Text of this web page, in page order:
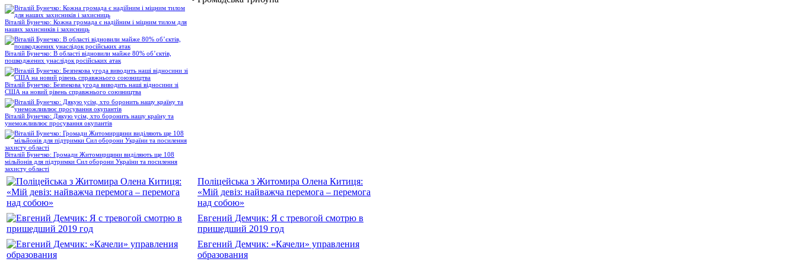
Віталій Бунечко: Кожна громада є надійним і міцним тилом для
наших захисників і захисниць
Віталій Бунечко: В області відновили майже 80% об’єктів,
пошкоджених унаслідок російських атак
Віталій Бунечко: Безпекова угода виводить наші відносини зі
США на новий рівень справжнього союзництва
Віталій Бунечко: Дякую усім, хто боронить нашу країну та
унеможливлює просування окупантів
Віталій Бунечко: Громади Житомирщини виділяють ще 108
мільйонів для підтримки Сил оборони України та посилення
захисту області
Поліцейська з Житомира Олена Китиця:
«Мій девіз: найважча перемога – перемога
над собою»
Евгений Демчик: Я с тревогой смотрю в
пришедший 2019 год
Евгений Демчик: «Качели» управления
образования